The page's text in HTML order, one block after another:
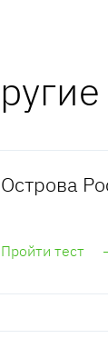
Острова
Пройти тест